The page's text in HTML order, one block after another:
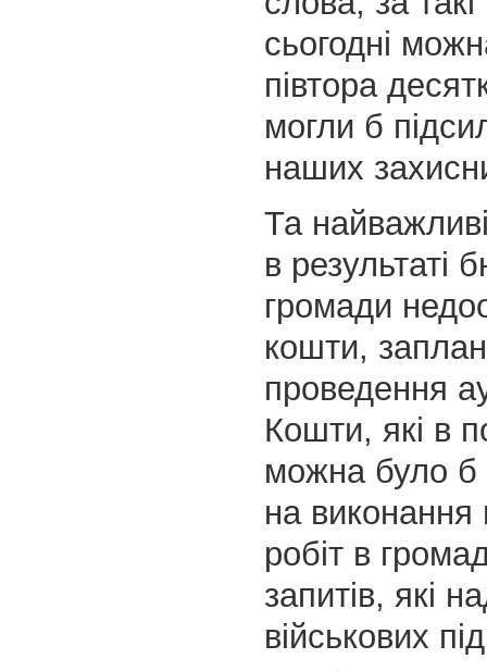
сьогодні
півтора
могли б
наших
Та
в результаті
громади
кошти,
проведення
Кошти, які в
можна було б
на
робіт в
запитів, які
військових